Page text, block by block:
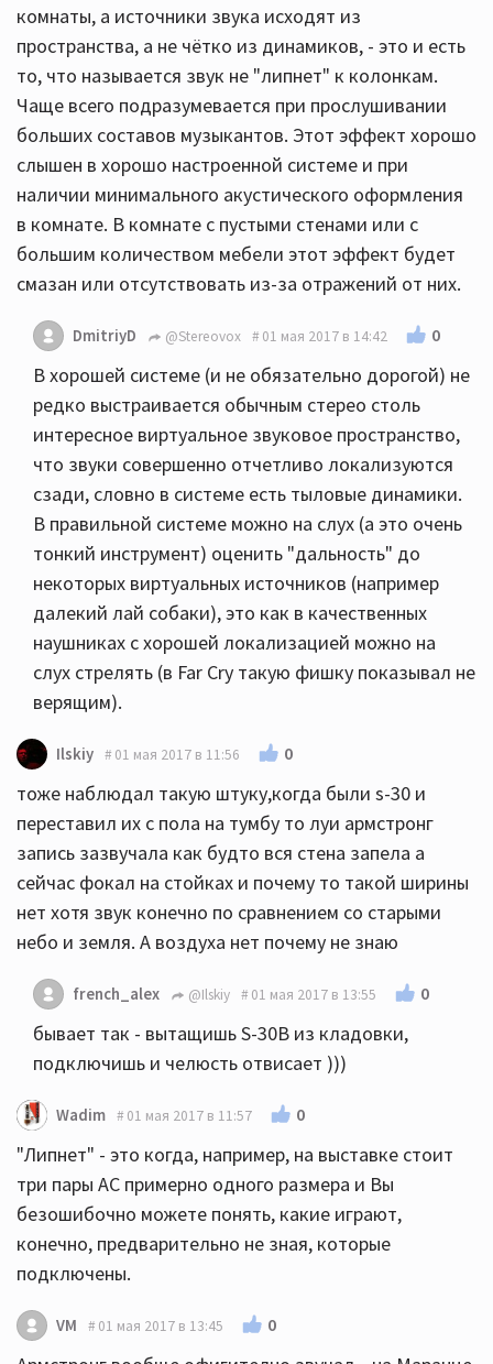
комнаты, а источники звука исходят из
пространства, а не чётко из динамиков, - это и есть
то, что называется звук не "липнет" к колонкам.
Чаще всего подразумевается при прослушивании
больших составов музыкантов. Этот эффект хорошо
слышен в хорошо настроенной системе и при
наличии минимального акустического оформления
в комнате. В комнате с пустыми стенами или с
большим количеством мебели этот эффект будет
смазан или отсутствовать из-за отражений от них.
DmitriyD @Stereovox 01 мая 2017 в 14:42 0
В хорошей системе (и не обязательно дорогой) не
редко выстраивается обычным стерео столь
интересное виртуальное звуковое пространство,
что звуки совершенно отчетливо локализуются
сзади, словно в системе есть тыловые динамики.
В правильной системе можно на слух (а это очень
тонкий инструмент) оценить "дальность" до
некоторых виртуальных источников (например
далекий лай собаки), это как в качественных
наушниках с хорошей локализацией можно на
слух стрелять (в Far Cry такую фишку показывал не
верящим).
Ilskiy 01 мая 2017 в 11:56 0
тоже наблюдал такую штуку,когда были s-30 и
переставил их с пола на тумбу то луи армстронг
запись зазвучала как будто вся стена запела а
сейчас фокал на стойках и почему то такой ширины
нет хотя звук конечно по сравнением со старыми
небо и земля. А воздуха нет почему не знаю
french_alex @Ilskiy 01 мая 2017 в 13:55 0
бывает так - вытащишь S-30B из кладовки,
подключишь и челюсть отвисает )))
Wadim 01 мая 2017 в 11:57 0
"Липнет" - это когда, например, на выставке стоит
три пары АС примерно одного размера и Вы
безошибочно можете понять, какие играют,
конечно, предварительно не зная, которые
подключены.
VM 01 мая 2017 в 13:45 0